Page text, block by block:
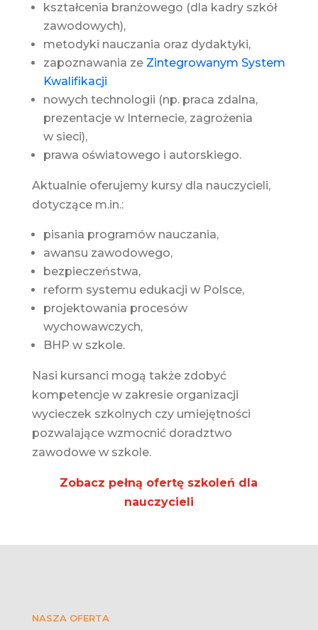
kształcenia branżowego (dla kadry szkół
zawodowych),
metodyki nauczania oraz dydaktyki,
zapoznawania ze Zintegrowanym System
Kwalifikacji
nowych technologii (np. praca zdalna,
prezentacje w Internecie, zagrożenia
w sieci),
prawa oświatowego i autorskiego.
Aktualnie oferujemy kursy dla nauczycieli,
dotyczące m.in.:
pisania programów nauczania,
awansu zawodowego,
bezpieczeństwa,
reform systemu edukacji w Polsce,
projektowania procesów
wychowawczych,
BHP w szkole.
Nasi kursanci mogą także zdobyć
kompetencje w zakresie organizacji
wycieczek szkolnych czy umiejętności
pozwalające wzmocnić doradztwo
zawodowe w szkole.
Zobacz pełną ofertę szkoleń dla
nauczycieli
NASZA OFERTA